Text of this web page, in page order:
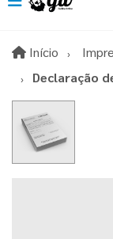
Início Início
Declaração